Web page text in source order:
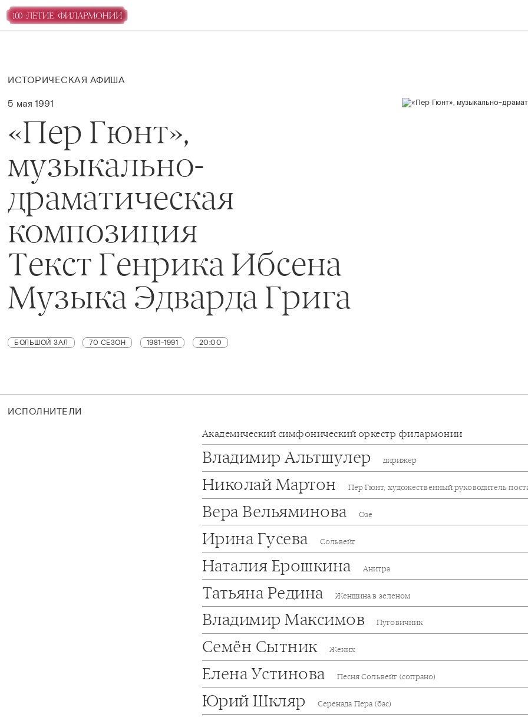
ИСТОРИЧЕСКАЯ АФИША
5 мая 1991
«Пер Гюнт»,
музыкально-
драматическая
композиция
Текст Генрика Ибсена
Музыка Эдварда Грига
БОЛЬШОЙ ЗАЛ 70 СЕЗОН 1981-1991 20:00
ИСПОЛНИТЕЛИ
Академический симфонический оркестр филармонии
Владимир Альтшулер дирижер
Николай Мартон Пер Гюнт, художественный руководитель
Вера Вельяминова Озе
Ирина Гусева Сольвейг
Наталия Ерошкина Анитра
Татьяна Редина Женщина в зеленом
Владимир Максимов Пуговичник
Семён Сытник Жених
Елена Устинова Песня Сольвейг (сопрано)
Юрий Шкляр Серенада Пера (бас)